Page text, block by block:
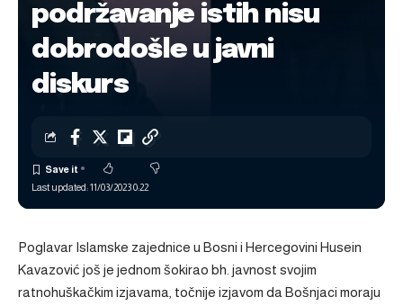
podržavanje istih nisu
dobrodošle u javni
diskurs
Last updated: 11/03/2023 0:22
Poglavar Islamske zajednice u Bosni i Hercegovini Husein
Kavazović još je jednom šokirao bh. javnost svojim
ratnohuškačkim izjavama, točnije izjavom da Bošnjaci moraju